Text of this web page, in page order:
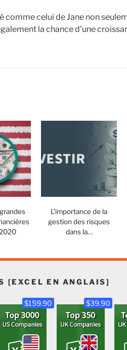
celui de Jane non
la chance d’une
L'importance de la
gestion des risques
dans la…
[EXCEL EN ANGLAIS]
$159.90 $39.90